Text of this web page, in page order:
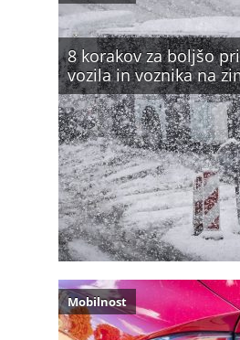
8 korakov za boljšo
vozila in voznika na
Mobilnost